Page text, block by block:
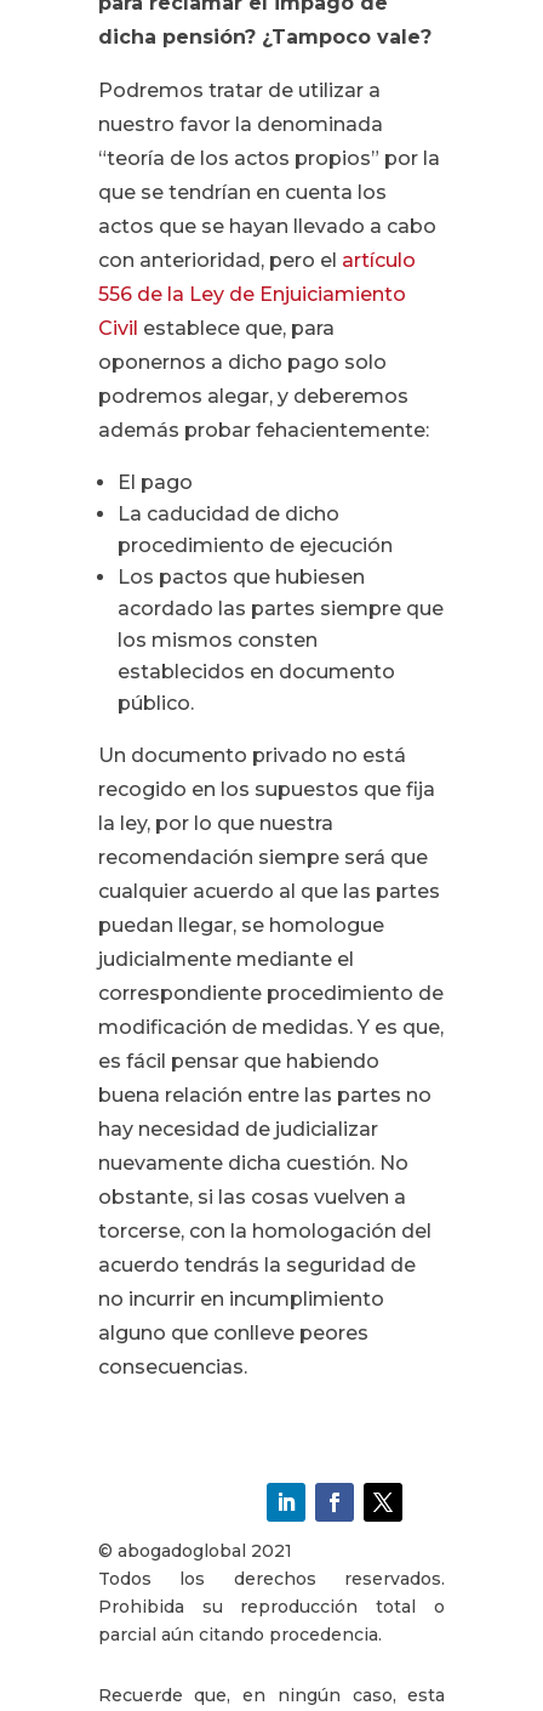
dicha pensión? ¿Tampoco vale?
Podremos tratar de utilizar a
nuestro favor la denominada
“teoría de los actos propios” por la
que se tendrían en cuenta los
actos que se hayan llevado a cabo
con anterioridad, pero el artículo
556 de la Ley de Enjuiciamiento
Civil establece que, para
oponernos a dicho pago solo
podremos alegar, y deberemos
además probar fehacientemente:
El pago
La caducidad de dicho
procedimiento de ejecución
Los pactos que hubiesen
acordado las partes siempre que
los mismos consten
establecidos en documento
público.
Un documento privado no está
recogido en los supuestos que fija
la ley, por lo que nuestra
recomendación siempre será que
cualquier acuerdo al que las partes
puedan llegar, se homologue
judicialmente mediante el
correspondiente procedimiento de
modificación de medidas. Y es que,
es fácil pensar que habiendo
buena relación entre las partes no
hay necesidad de judicializar
nuevamente dicha cuestión. No
obstante, si las cosas vuelven a
torcerse, con la homologación del
acuerdo tendrás la seguridad de
no incurrir en incumplimiento
alguno que conlleve peores
consecuencias.
© abogadoglobal 2021
Todos los derechos reservados.
Prohibida su reproducción total o
parcial aún citando procedencia.
Recuerde que, en ningún caso, esta